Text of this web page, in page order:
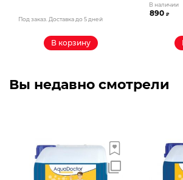
Под заказ. Доставка до 5 дней
В корзину
В наличии
890₽
Вы недавно смотрели